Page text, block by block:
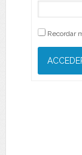
Recordar